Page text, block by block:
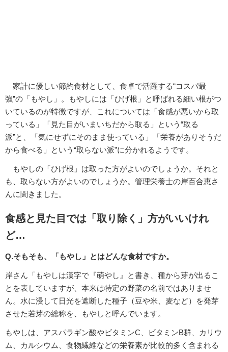
家計に優しい節約食材として、食卓で活躍する“コスパ最
強”の「もやし」。もやしには「ひげ根」と呼ばれる細い根がつ
いているのが特徴ですが、これについては「食感が悪いから取
っている」「見た目がいまいちだから取る」という“取る
派”と、「気にせずにそのまま使っている」「栄養がありそうだ
から食べる」という“取らない派”に分かれるようです。
もやしの「ひげ根」は取った方がよいのでしょうか。それと
も、取らない方がよいのでしょうか。管理栄養士の岸百合恵さ
んに聞きました。
食感と見た目では「取り除く」方がいいけれ
ど…
Q.そもそも、「もやし」とはどんな食材ですか。
岸さん「もやしは漢字で『萌やし』と書き、種から芽が出るこ
とを表していますが、本来は特定の野菜の名前ではありませ
ん。水に浸して日光を遮断した種子（豆や米、麦など）を発芽
させた若芽の総称を、もやしと呼んでいます。
もやしは、アスパラギン酸やビタミンC、ビタミンB群、カリウ
ム、カルシウム、食物繊維などの栄養素が比較的多く含まれる